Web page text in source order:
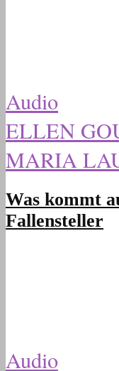
Audio
ELLEN
MARIA
Was kommt
Fallensteller
Audio